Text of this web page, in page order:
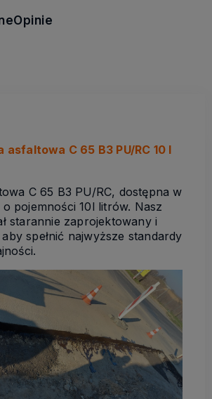
Opinie
asfaltowa C 65 B3 PU/RC 10 l
C 65 B3 PU/RC, dostępna w
pojemności 10l litrów. Nasz
starannie zaprojektowany i
spełnić najwyższe standardy